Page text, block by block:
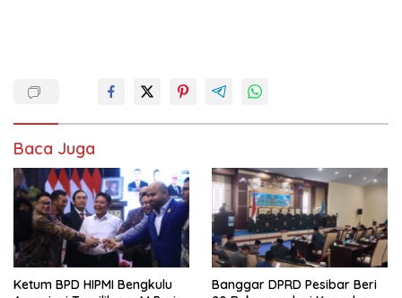
Baca Juga
Ketum BPD HIPMI Bengkulu
Banggar DPRD Pesibar Beri